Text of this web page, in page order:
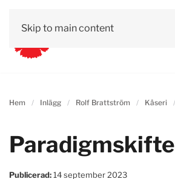
Skip to main content
Hem Inlägg Rolf Brattström Kåseri
Paradigmskifte
Publicerad:14 september 2023